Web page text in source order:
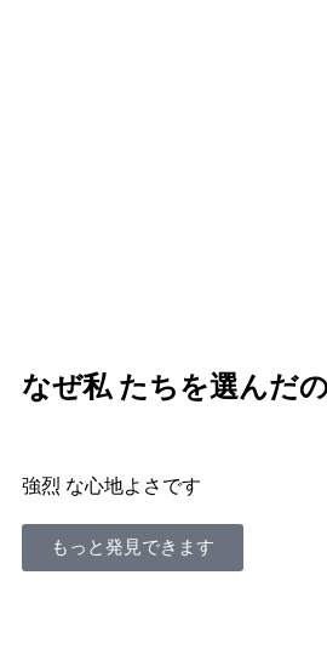
なぜ私 たちを選んだ
強烈 な心地よさです
もっと発見できます